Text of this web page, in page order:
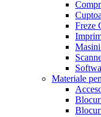
Freze
Masini
Materiale